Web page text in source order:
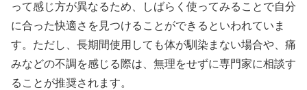
って感じ方が異なるため、しばらく使ってみることで自分
に合った快適さを見つけることができるといわれていま
す。ただし、長期間使用しても体が馴染まない場合や、痛
みなどの不調を感じる際は、無理をせずに専門家に相談す
ることが推奨されます。